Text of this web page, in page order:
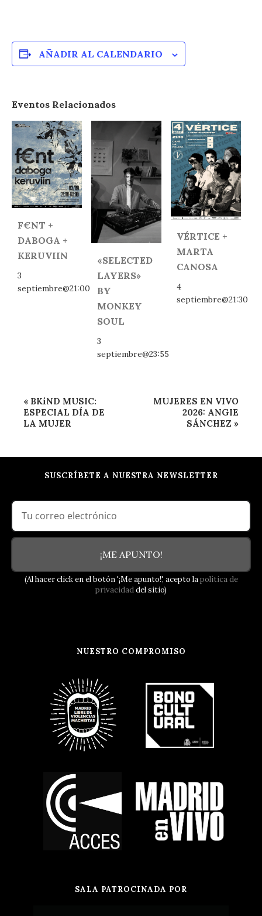
AÑADIR AL CALENDARIO
Eventos Relacionados
F€NT +
DABOGA +
KERUVIIN
3
septiembre@21:00
«SELECTED
LAYERS»
BY
MONKEY
SOUL
3
septiembre@23:55
VÉRTICE +
MARTA
CANOSA
4
septiembre@21:30
Navegación
del
Evento
« BKiND MUSIC:
ESPECIAL DÍA DE
LA MUJER
MUJERES EN VIVO
2026: ANGIE
SÁNCHEZ »
SUSCRÍBETE A NUESTRA NEWSLETTER
¡ME APUNTO!
(Al hacer click en el botón '¡Me apunto!', acepto lapolítica de
privacidaddel sitio)
NUESTRO COMPROMISO
SALA PATROCINADA POR